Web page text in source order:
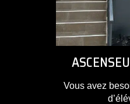
Vous avez